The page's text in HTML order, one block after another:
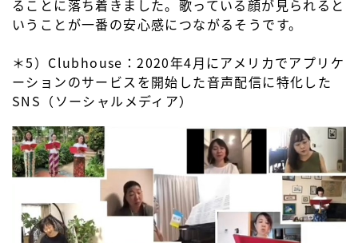
ることに落ち着きました。歌っている顔が見られると
いうことが一番の安心感につながるそうです。
＊5）Clubhouse：2020年4月にアメリカでアプリケ
ーションのサービスを開始した音声配信に特化した
SNS（ソーシャルメディア）